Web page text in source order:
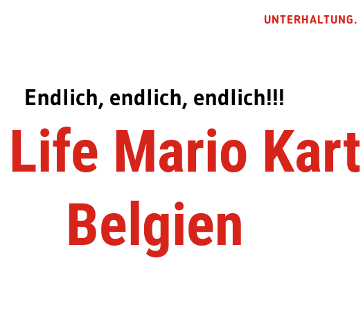
UNTERHALTUNG.
Endlich, endlich, endlich!!!
Mario
Belgien